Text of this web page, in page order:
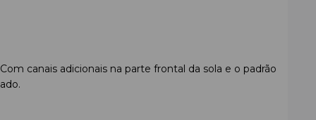
canais adicionais na parte frontal da sola e o padrão